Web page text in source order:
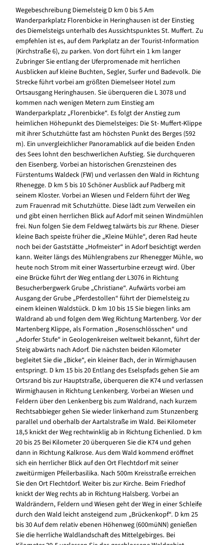
Wegebeschreibung Diemelsteig D km 0 bis 5 Am
Wanderparkplatz Florenbicke in Heringhausen ist der Einstieg
des Diemelsteigs unterhalb des Aussichtspunktes St. Muffert. Zu
empfehlen ist es, auf dem Parkplatz an der Tourist-Information
(Kirchstraße 6), zu parken. Von dort führt ein 1 km langer
Zubringer Sie entlang der Uferpromenade mit herrlichen
Ausblicken auf kleine Buchten, Segler, Surfer und Badevolk. Die
Strecke führt vorbei am größten Diemelseer Hotel zum
Ortsausgang Heringhausen. Sie überqueren die L 3078 und
kommen nach wenigen Metern zum Einstieg am
Wanderparkplatz „Florenbicke“. Es folgt der Anstieg zum
heimlichen Höhepunkt des Diemelsteiges: Die St- Muffert-Klippe
mit ihrer Schutzhütte fast am höchsten Punkt des Berges (592
m). Ein unvergleichlicher Panoramablick auf die beiden Enden
des Sees lohnt den beschwerlichen Aufstieg. Sie durchqueren
den Eisenberg. Vorbei an historischen Grenzsteinen des
Fürstentums Waldeck (FW) und verlassen den Wald in Richtung
Rhenegge. D km 5 bis 10 Schöner Ausblick auf Padberg mit
seinem Kloster. Vorbei an Wiesen und Feldern führt der Weg
zum Frauenrad mit Schutzhütte. Diese lädt zum Verweilen ein
und gibt einen herrlichen Blick auf Adorf mit seinen Windmühlen
frei. Nun folgen Sie dem Feldweg talwärts bis zur Rhene. Dieser
kleine Bach speiste früher die „Kleine Mühle“, deren Rad heute
noch bei der Gaststätte „Hofmeister“ in Adorf besichtigt werden
kann. Weiter längs des Mühlengrabens zur Rhenegger Mühle, wo
heute noch Strom mit einer Wasserturbine erzeugt wird. Über
eine Brücke führt der Weg entlang der L3076 in Richtung
Besucherbergwerk Grube „Christiane“. Aufwärts vorbei am
Ausgang der Grube „Pferdestollen“ führt der Diemelsteig zu
einem kleinen Waldstück. D km 10 bis 15 Sie biegen links am
Waldrand ab und folgen dem Weg Richtung Martenberg. Vor der
Martenberg Klippe, als Formation „Rosenschlösschen“ und
„Adorfer Stufe“ in Geologenkreisen weltweit bekannt, führt der
Steig abwärts nach Adorf. Die nächsten beiden Kilometer
begleitet Sie die „Bicke“, ein kleiner Bach, der in Wirmighausen
entspringt. D km 15 bis 20 Entlang des Eselspfads gehen Sie am
Ortsrand bis zur Hauptstraße, überqueren die K74 und verlassen
Wirmighausen in Richtung Lenkenberg. Vorbei an Wiesen und
Feldern über den Lenkenberg bis zum Waldrand, nach kurzem
Rechtsabbieger gehen Sie wieder linkerhand zum Stunzenberg
parallel und oberhalb der Aartalstraße im Wald. Bei Kilometer
18,5 knickt der Weg rechtwinklig ab in Richtung Eichenlied. D km
20 bis 25 Bei Kilometer 20 überqueren Sie die K74 und gehen
dann in Richtung Kalkrose. Aus dem Wald kommend eröffnet
sich ein herrlicher Blick auf den Ort Flechtdorf mit seiner
zweitürmigen Pfeilerbasilika. Nach 500m Kreisstraße erreichen
Sie den Ort Flechtdorf. Weiter bis zur Kirche. Beim Friedhof
knickt der Weg rechts ab in Richtung Halsberg. Vorbei an
Waldrändern, Feldern und Wiesen geht der Weg in einer Schleife
durch den Wald leicht ansteigend zum „Brückenkopf“. D km 25
bis 30 Auf dem relativ ebenen Höhenweg (600müNN) genießen
Sie die herrliche Waldlandschaft des Mittelgebirges. Bei